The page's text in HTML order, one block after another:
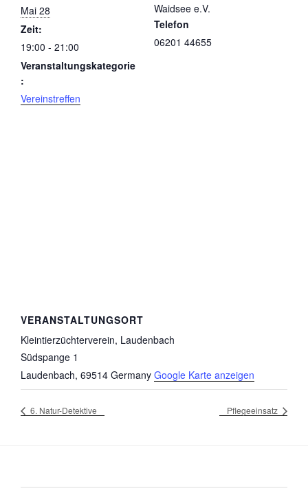
Mai 28
Zeit:
19:00 - 21:00
Veranstaltungskategorie
:
Vereinstreffen
Waidsee e.V.
Telefon
06201 44655
VERANSTALTUNGSORT
Kleintierzüchterverein, Laudenbach
Südspange 1
Laudenbach, 69514 Germany Google Karte anzeigen
6. Natur-Detektive Pflegeeinsatz